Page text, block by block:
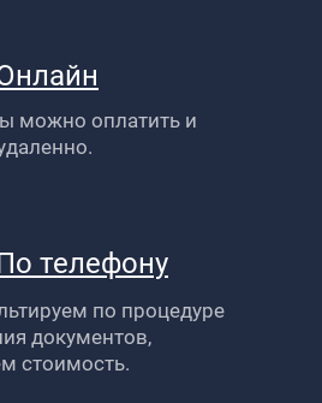
телефону
можно оплатить и
по процедуре
документов,
стоимость.